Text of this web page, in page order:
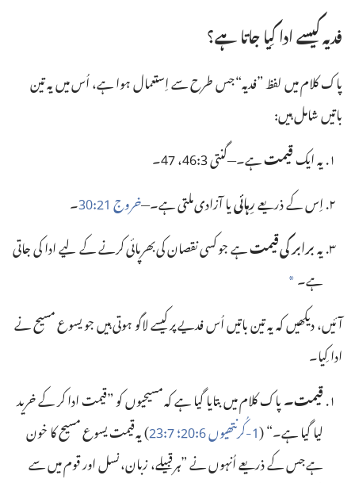
فدیہ کیسے ادا کِیا جاتا ہے؟‏
پاک کلام میں لفظ ”‏فدیہ“‏ جس طرح سے اِستعمال ہوا ہے، اُس میں یہ تین
باتیں شامل ہیں:‏
یہ ایکقیمتہے۔—‏گنتی3
‏:‏
46‏،47‏۔‏
اِس کے ذریعےرِہائییا آزادی ملتی ہے۔—‏خروج 21
‏:‏
30‏۔‏
یہبرابر کی قیمتہے جو کسی نقصان کی بھرپائی کرنے کے لیے ادا کی جاتی
ہے۔‏ a
آئیں، دیکھیں کہ یہ تین باتیں اُس فدیے پر کیسے لاگو ہوتی ہیں جو یسوع مسیح نے
ادا کِیا۔‏
قیمت۔‏پاک کلام میں بتایا گیا ہے کہ مسیحیوں کو ”‏قیمت ادا کر کے خرید
لیا گیا ہے۔“‏ (‏1‏-‏کُرنتھیوں6
‏:‏
20‏؛‏7
‏:‏
23‏)‏ یہ قیمت یسوع مسیح کا خون
ہے جس کے ذریعے اُنہوں نے ”‏ہر قبیلے، زبان، نسل اور قوم میں سے